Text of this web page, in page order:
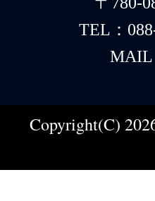
TEL：
MAIL
Copyright(C)